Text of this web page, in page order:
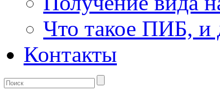
Что такое ПИБ, и
Контакты